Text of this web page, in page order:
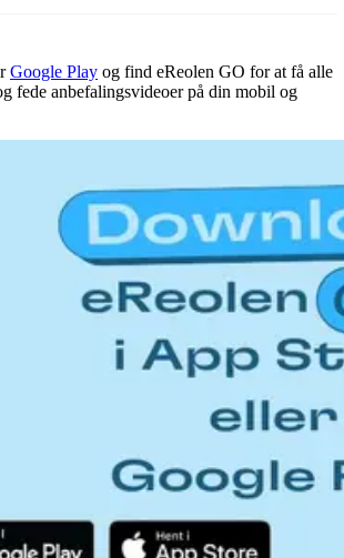
Google Play og find eReolen GO for at få alle
fede anbefalingsvideoer på din mobil og